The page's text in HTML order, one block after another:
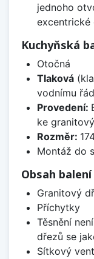
jednoho
excentrické
Kuchyňská
Otočná
Tlaková
vodnímu
Provedení:
ke
Rozměr:
Montáž do
Obsah balení
Granitový
Příchytky
Těsnění
dřezů se
Sítkový